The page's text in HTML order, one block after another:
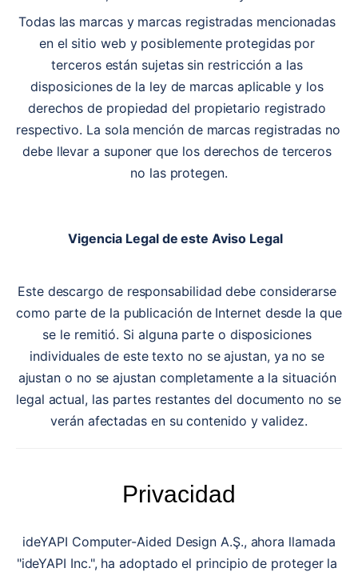
Todas las marcas y marcas registradas mencionadas
en el sitio web y posiblemente protegidas por
terceros están sujetas sin restricción a las
disposiciones de la ley de marcas aplicable y los
derechos de propiedad del propietario registrado
respectivo. La sola mención de marcas registradas no
debe llevar a suponer que los derechos de terceros
no las protegen.
Vigencia Legal de este Aviso Legal
Este descargo de responsabilidad debe considerarse
como parte de la publicación de Internet desde la que
se le remitió. Si alguna parte o disposiciones
individuales de este texto no se ajustan, ya no se
ajustan o no se ajustan completamente a la situación
legal actual, las partes restantes del documento no se
verán afectadas en su contenido y validez.
Privacidad
"ideYAPI Inc.", ha adoptado el principio de proteger la